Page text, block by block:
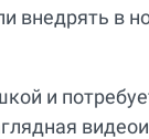
внедрять в
и